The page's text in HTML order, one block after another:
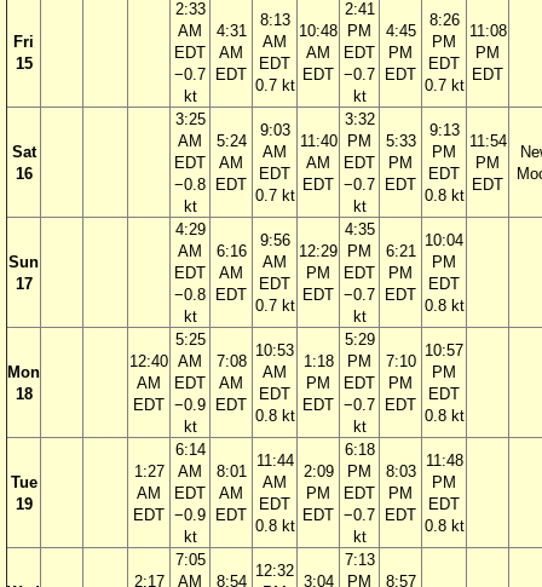
Fri
15
2:33
AM
EDT
−0.7
kt
4:31
AM
EDT
8:13
AM
EDT
0.7 kt
10:48
AM
EDT
2:41
PM
EDT
−0.7
kt
4:45
PM
EDT
8:26
PM
EDT
0.7 kt
11:08
PM
EDT
Sat
16
3:25
AM
EDT
−0.8
kt
5:24
AM
EDT
9:03
AM
EDT
0.7 kt
11:40
AM
EDT
3:32
PM
EDT
−0.7
kt
5:33
PM
EDT
9:13
PM
EDT
0.8 kt
11:54
PM
EDT
Sun
17
4:29
AM
EDT
−0.8
kt
6:16
AM
EDT
9:56
AM
EDT
0.7 kt
12:29
PM
EDT
4:35
PM
EDT
−0.7
kt
6:21
PM
EDT
10:04
PM
EDT
0.8 kt
Mon
18
12:40
AM
EDT
5:25
AM
EDT
−0.9
kt
7:08
AM
EDT
10:53
AM
EDT
0.8 kt
1:18
PM
EDT
5:29
PM
EDT
−0.7
kt
7:10
PM
EDT
10:57
PM
EDT
0.8 kt
Tue
19
1:27
AM
EDT
6:14
AM
EDT
−0.9
kt
8:01
AM
EDT
11:44
AM
EDT
0.8 kt
2:09
PM
EDT
6:18
PM
EDT
−0.7
kt
8:03
PM
EDT
11:48
PM
EDT
0.8 kt
2:17
7:05
AM
8:54
12:32
3:04
7:13
PM
8:57